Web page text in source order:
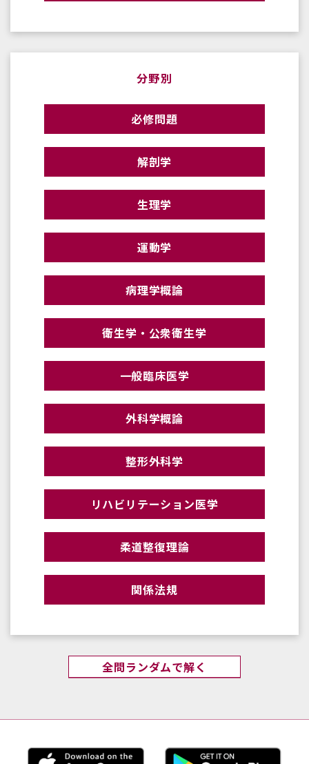
分野別
必修問題
解剖学
生理学
運動学
病理学概論
衛生学・公衆衛生学
一般臨床医学
外科学概論
整形外科学
リハビリテーション医学
柔道整復理論
関係法規
全問ランダムで解く